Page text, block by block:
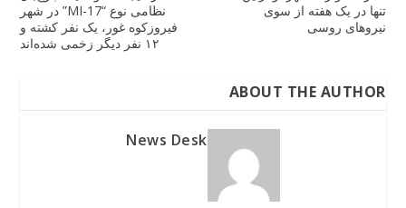
نظامی نوع “17-MI” در شهر
فیروزکوه غور، یک نفر کشته و
۱۲ نفر دیگر زخمی شده‌اند
تنها در یک هفته از سوی
نیروهای روسی
ABOUT THE AUTHOR
News Desk